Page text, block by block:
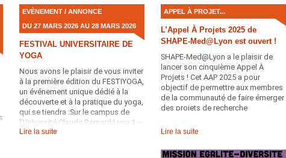
EVÈNEMENT / ANNONCE
DU 27 MARS 2026 AU 28 MARS 2026
FESTIVAL UNIVERSITAIRE DE
YOGA
Nous avons le plaisir de vous inviter
à la première édition du FESTIYOGA,
un événement unique dédié à la
découverte et à la pratique du yoga,
qui se tiendra :Sur le campus de
l’Université Claude Bernard Lyon 1 –
La Doua
Lire la suite
APPEL À PROJET...
L’Appel À Projets 2025 de
SHAPE-Med@Lyon est ouvert !
SHAPE-Med@Lyon a le plaisir de
lancer son cinquième Appel À
Projets ! Cet AAP 2025 a pour
objectif de permettre aux membres
de la communauté de faire émerger
des projets de recherche
l’approche « One Health » et la
Lire la suite